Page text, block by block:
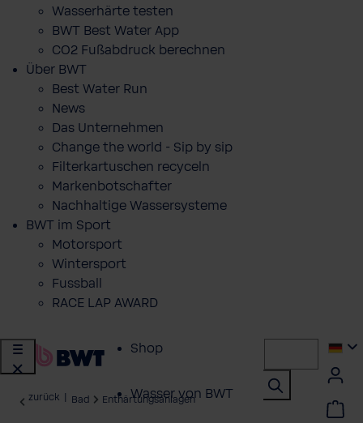
Wasserhärte testen
BWT Best Water App
CO2 Fußabdruck berechnen
Über BWT
Best Water Run
News
Das Unternehmen
Change the world - Sip by sip
Filterkartuschen recyceln
Markenbotschafter
Nachhaltige Wassersysteme
BWT im Sport
Motorsport
Wintersport
Fussball
RACE LAP AWARD
Shop
Wasser von BWT
zurück Bad Enthärtungsanlagen